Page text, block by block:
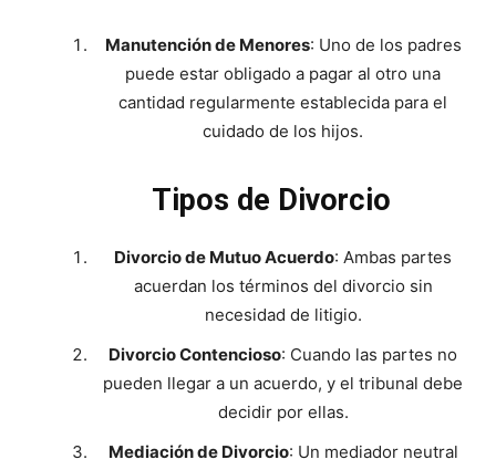
Manutención de Menores: Uno de los padres
puede estar obligado a pagar al otro una
cantidad regularmente establecida para el
cuidado de los hijos.
Tipos de Divorcio
Divorcio de Mutuo Acuerdo: Ambas partes
acuerdan los términos del divorcio sin
necesidad de litigio.
Divorcio Contencioso: Cuando las partes no
pueden llegar a un acuerdo, y el tribunal debe
decidir por ellas.
Mediación de Divorcio: Un mediador neutral